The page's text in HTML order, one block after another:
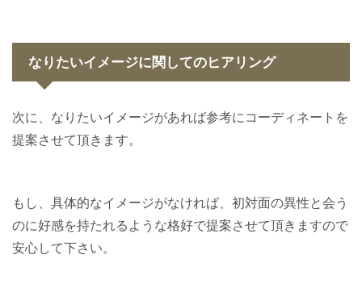
なりたいイメージに関してのヒアリング
次に、なりたいイメージがあれば参考にコーディネートを
提案させて頂きます。
もし、具体的なイメージがなければ、初対面の異性と会う
のに好感を持たれるような格好で提案させて頂きますので
安心して下さい。